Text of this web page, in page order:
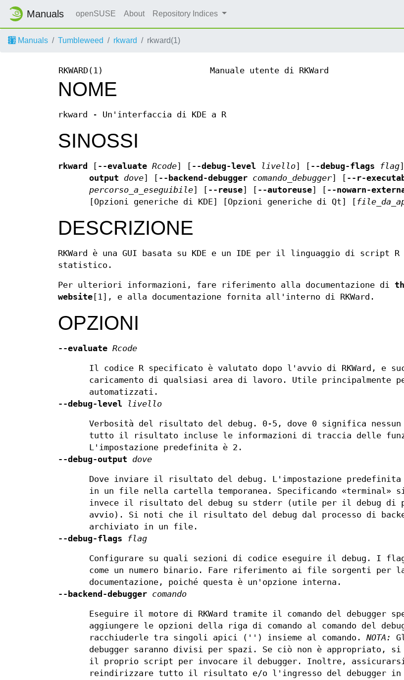
Manuals openSUSE About Repository Indices
Manuals Tumbleweed rkward rkward(1)
RKWARD(1) Manuale utente di RKWard
NOME
rkward - Un'interfaccia di KDE a R
SINOSSI
rkward --evaluate Rcode --debug-level livello --debug-flags flag
output dove --backend-debugger comando_debugger
--r-
percorso_a_eseguibile
--reuse --autoreuse --nowarn-
[Opzioni generiche di KDE] [Opzioni generiche di Qt] [
DESCRIZIONE
RKWard è una GUI basata su KDE e un IDE per il linguaggio di script
statistico.
Per ulteriori informazioni, fare riferimento alla documentazione di
website [1], e alla documentazione fornita all'interno di RKWard.
OPZIONI
--evaluate Rcode
Il codice R specificato è valutato dopo l'avvio di RKWard, e
caricamento di qualsiasi area di lavoro. Utile principalmente
automatizzati.
--debug-level
livello
Verbosità del risultato del debug. 0-5, dove 0 significa
tutto il risultato incluse le informazioni di traccia delle
L'impostazione predefinita è 2.
--debug-output
dove
Dove inviare il risultato del debug. L'impostazione
in un file nella cartella temporanea. Specificando «terminal»
invece il risultato del debug su stderr (utile per il debug di
avvio). Si noti che il risultato del debug dal processo di
archiviato in un file.
--debug-flags
flag
Configurare su quali sezioni di codice eseguire il debug. I
come un numero binario. Fare riferimento ai file sorgenti per
documentazione, poiché questa è un'opzione interna.
--backend-debugger comando
Eseguire il motore di RKWard tramite il comando del debugger
aggiungere le opzioni della riga di comando al comando del
racchiuderle tra singoli apici ('') insieme al comando.NOTA:
debugger saranno divisi per spazi. Se ciò non è appropriato,
il proprio script per invocare il debugger. Inoltre,
reindirizzare tutto il risultato e/o l'ingresso del debugger in